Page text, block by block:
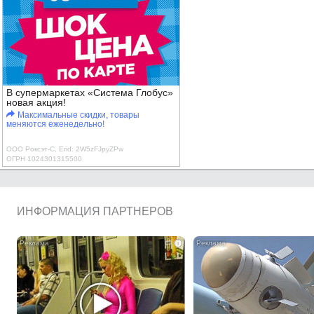
В супермаркетах «Система Глобус»
новая акция!
Максимальные скидки, товары
меняются еженедельно!
ООО Роксэт-С, Erid: 2W5zFJpyZPw
ОГРН 1024301315500
ИНФОРМАЦИЯ ПАРТНЕРОВ
i